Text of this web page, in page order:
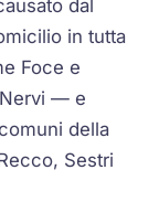
dal
in tutta
Foce e
— e
della
Sestri